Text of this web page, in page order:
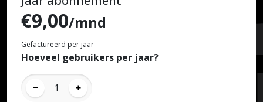
€9,00/mnd
Gefactureerd per jaar
Hoeveel gebruikers per jaar?
1